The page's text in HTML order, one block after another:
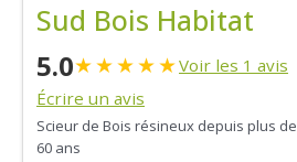
Sud Bois Habitat
5.0★★★★★Voir les 1 avis
Écrire un avis
Scieur de Bois résineux depuis plus de
60 ans